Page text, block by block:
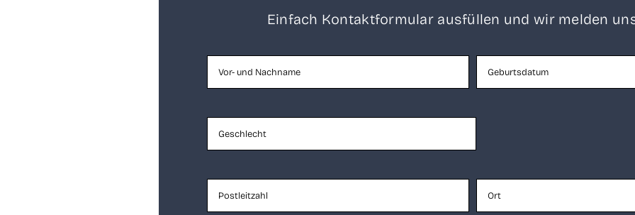
Ein­fach Kon­takt­for­mu­lar aus­fül­len und wir mel­den